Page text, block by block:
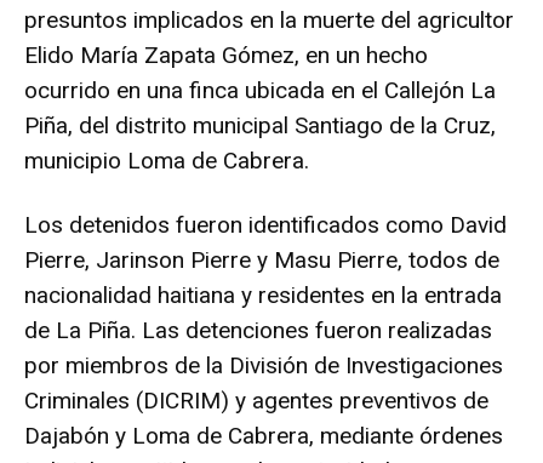
presuntos implicados en la muerte del agricultor
Elido María Zapata Gómez, en un hecho
ocurrido en una finca ubicada en el Callejón La
Piña, del distrito municipal Santiago de la Cruz,
municipio Loma de Cabrera.
Los detenidos fueron identificados como David
Pierre, Jarinson Pierre y Masu Pierre, todos de
nacionalidad haitiana y residentes en la entrada
de La Piña. Las detenciones fueron realizadas
por miembros de la División de Investigaciones
Criminales (DICRIM) y agentes preventivos de
Dajabón y Loma de Cabrera, mediante órdenes